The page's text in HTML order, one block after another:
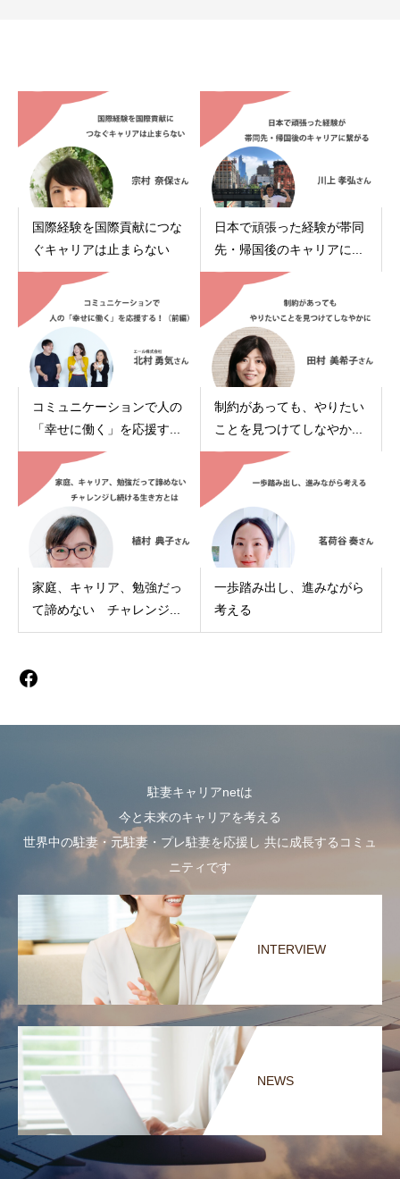
国際経験を国際貢献につな
ぐキャリアは止まらない
日本で頑張った経験が帯同
先・帰国後のキャリアに...
コミュニケーションで人の
「幸せに働く」を応援す...
制約があっても、やりたい
ことを見つけてしなやか...
家庭、キャリア、勉強だっ
て諦めない チャレンジ...
一歩踏み出し、進みながら
考える
駐妻キャリアnetは
今と未来のキャリアを考える
世界中の駐妻・元駐妻・プレ駐妻を応援し 共に成長するコミュ
ニティです
INTERVIEW
NEWS